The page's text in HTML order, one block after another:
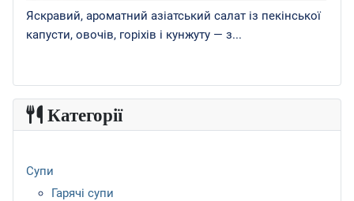
Яскравий, ароматний азіатський салат із пекінської
капусти, овочів, горіхів і кунжуту — з...
Категорії
Супи
Гарячі супи